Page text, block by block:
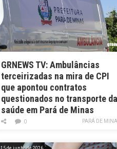
GRNEWS TV: Ambulâncias
terceirizadas na mira de CPI
que apontou contratos
questionados no transporte
saúde em Pará de Minas
PARÁ DE
0